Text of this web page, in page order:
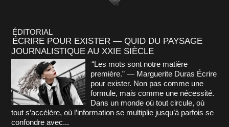
ÉDITORIAL
ÉCRIRE POUR EXISTER — QUID DU PAYSAGE
JOURNALISTIQUE AU XXIE SIÈCLE
“Les mots sont notre matière
première.” — Marguerite Duras Écrire
pour exister. Non pas comme une
formule, mais comme une nécessité.
Dans un monde où tout circule, où
tout s’accélère, où l’information se multiplie jusqu’à parfois se
confondre avec...